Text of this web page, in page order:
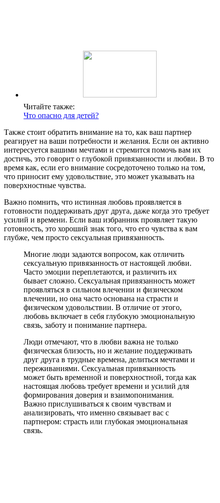
Читайте также:
Что опасно для детей?
Также стоит обратить внимание на то, как ваш партнер
реагирует на ваши потребности и желания. Если он активно
интересуется вашими мечтами и стремится помочь вам их
достичь, это говорит о глубокой привязанности и любви. В то
время как, если его внимание сосредоточено только на том,
что приносит ему удовольствие, это может указывать на
поверхностные чувства.
Важно помнить, что истинная любовь проявляется в
готовности поддерживать друг друга, даже когда это требует
усилий и времени. Если ваш избранник проявляет такую
готовность, это хороший знак того, что его чувства к вам
глубже, чем просто сексуальная привязанность.
Многие люди задаются вопросом, как отличить
сексуальную привязанность от настоящей любви.
Часто эмоции переплетаются, и различить их
бывает сложно. Сексуальная привязанность может
проявляться в сильном влечении и физическом
влечении, но она часто основана на страсти и
физическом удовольствии. В отличие от этого,
любовь включает в себя глубокую эмоциональную
связь, заботу и понимание партнера.
Люди отмечают, что в любви важна не только
физическая близость, но и желание поддерживать
друг друга в трудные времена, делиться мечтами и
переживаниями. Сексуальная привязанность
может быть временной и поверхностной, тогда как
настоящая любовь требует времени и усилий для
формирования доверия и взаимопонимания.
Важно прислушиваться к своим чувствам и
анализировать, что именно связывает вас с
партнером: страсть или глубокая эмоциональная
связь.